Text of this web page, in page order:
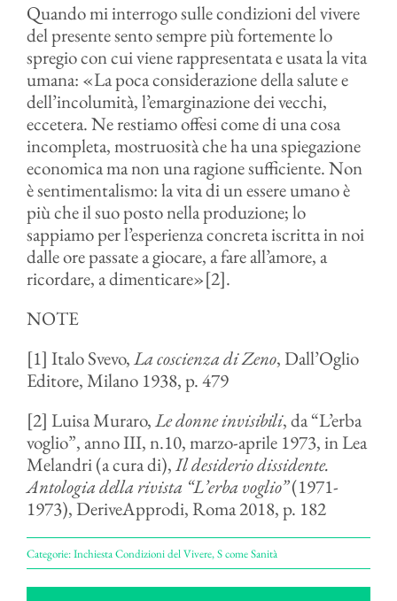
Quando mi interrogo sulle condizioni del vivere
del presente sento sempre più fortemente lo
spregio con cui viene rappresentata e usata la vita
umana: «La poca considerazione della salute e
dell’incolumità, l’emarginazione dei vecchi,
eccetera. Ne restiamo offesi come di una cosa
incompleta, mostruosità che ha una spiegazione
economica ma non una ragione sufficiente. Non
è sentimentalismo: la vita di un essere umano è
più che il suo posto nella produzione; lo
sappiamo per l’esperienza concreta iscritta in noi
dalle ore passate a giocare, a fare all’amore, a
ricordare, a dimenticare»[2].
NOTE
[1] Italo Svevo,La coscienza di Zeno, Dall’Oglio
Editore, Milano 1938, p. 479
[2] Luisa Muraro,Le donne invisibili, da “L’erba
voglio”, anno III, n.10, marzo-aprile 1973, in Lea
Melandri (a cura di),Il desiderio dissidente.
Antologia della rivista “L’erba voglio”(1971-
1973), DeriveApprodi, Roma 2018, p. 182
Categorie:Inchiesta Condizioni del Vivere,S come Sanità